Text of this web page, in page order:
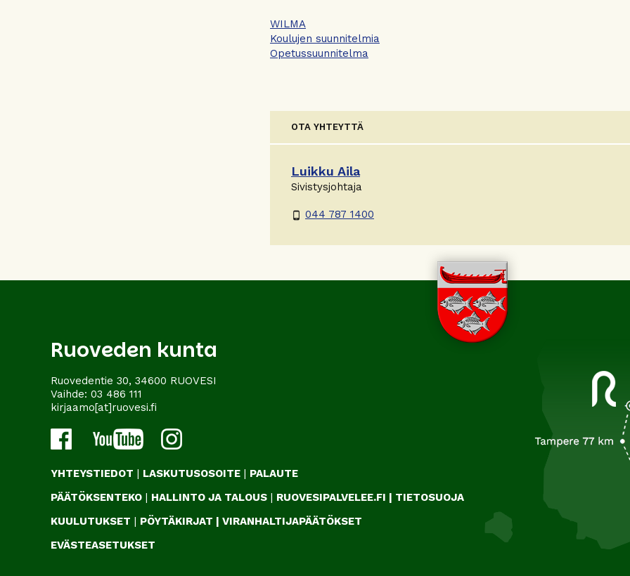
WILMA
Koulujen suunnitelmia
Opetussuunnitelma
OTA YHTEYTTÄ
Luikku Aila
Sivistysjohtaja
phone_android 044 787 1400
Ruoveden kunta
Ruovedentie 30, 34600 RUOVESI
Vaihde: 03 486 111
kirjaamo[at]ruovesi.fi
YHTEYSTIEDOT | LASKUTUSOSOITE | PALAUTE
PÄÄTÖKSENTEKO | HALLINTO JA TALOUS | RUOVESIPALVELEE.FI | TIETOSUOJA
KUULUTUKSET | PÖYTÄKIRJAT | VIRANHALTIJAPÄÄTÖKSET
EVÄSTEASETUKSET